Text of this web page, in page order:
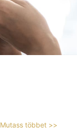
Mutass többet >>